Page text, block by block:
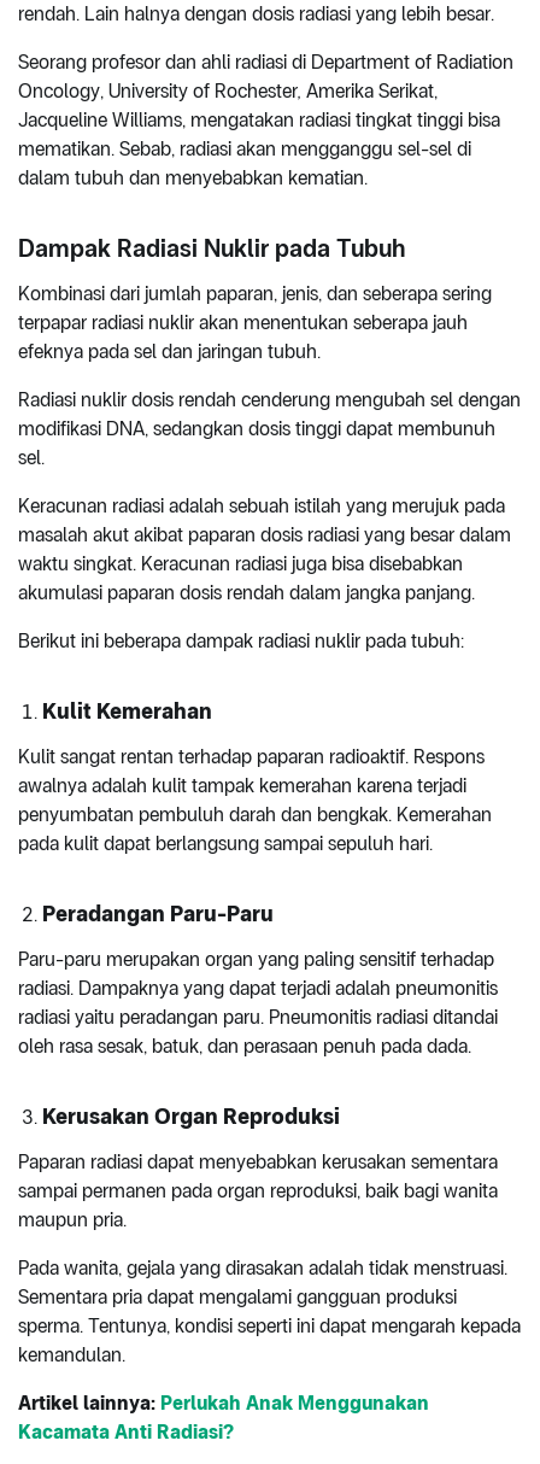
rendah. Lain halnya dengan dosis radiasi yang lebih besar.
Seorang profesor dan ahli radiasi di Department of Radiation
Oncology, University of Rochester, Amerika Serikat,
Jacqueline Williams, mengatakan radiasi tingkat tinggi bisa
mematikan. Sebab, radiasi akan mengganggu sel-sel di
dalam tubuh dan menyebabkan kematian.
Dampak Radiasi Nuklir pada Tubuh
Kombinasi dari jumlah paparan, jenis, dan seberapa sering
terpapar radiasi nuklir akan menentukan seberapa jauh
efeknya pada sel dan jaringan tubuh.
Radiasi nuklir dosis rendah cenderung mengubah sel dengan
modifikasi DNA, sedangkan dosis tinggi dapat membunuh
sel.
Keracunan radiasi adalah sebuah istilah yang merujuk pada
masalah akut akibat paparan dosis radiasi yang besar dalam
waktu singkat. Keracunan radiasi juga bisa disebabkan
akumulasi paparan dosis rendah dalam jangka panjang.
Berikut ini beberapa dampak radiasi nuklir pada tubuh:
Kulit Kemerahan
Kulit sangat rentan terhadap paparan radioaktif. Respons
awalnya adalah kulit tampak kemerahan karena terjadi
penyumbatan pembuluh darah dan bengkak. Kemerahan
pada kulit dapat berlangsung sampai sepuluh hari.
Peradangan Paru-Paru
Paru-paru merupakan organ yang paling sensitif terhadap
radiasi. Dampaknya yang dapat terjadi adalah pneumonitis
radiasi yaitu peradangan paru. Pneumonitis radiasi ditandai
oleh rasa sesak, batuk, dan perasaan penuh pada dada.
Kerusakan Organ Reproduksi
Paparan radiasi dapat menyebabkan kerusakan sementara
sampai permanen pada organ reproduksi, baik bagi wanita
maupun pria.
Pada wanita, gejala yang dirasakan adalah tidak menstruasi.
Sementara pria dapat mengalami gangguan produksi
sperma. Tentunya, kondisi seperti ini dapat mengarah kepada
kemandulan.
Artikel lainnya: Perlukah Anak Menggunakan
Kacamata Anti Radiasi?